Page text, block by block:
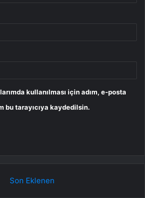
kullanılması için adım, e-posta
bu tarayıcıya kaydedilsin.
Son Eklenen